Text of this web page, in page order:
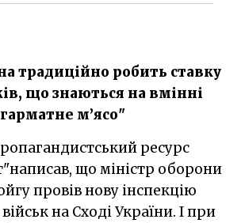
традиційно робить ставку
що знаються на вмінні
м’ясо"
що міністр оборони
провів нову інспекцію
на Сході України. І при